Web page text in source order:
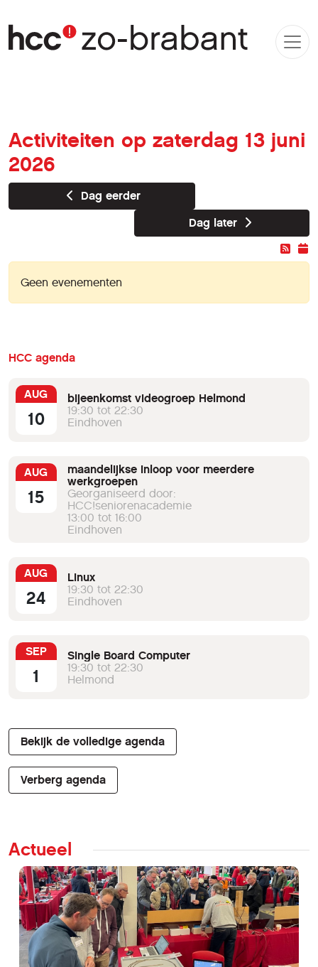
Activiteiten op zaterdag 13 juni
2026
Dag eerder
Dag later
Geen evenementen
HCC agenda
AUG
10
bijeenkomst videogroep Helmond
19:30 tot 22:30
Eindhoven
AUG
15
maandelijkse inloop voor meerdere
werkgroepen
Georganiseerd door:
HCC!seniorenacademie
13:00 tot 16:00
Eindhoven
AUG
24
Linux
19:30 tot 22:30
Eindhoven
SEP
1
Single Board Computer
19:30 tot 22:30
Helmond
Bekijk de volledige agenda
Verberg agenda
Actueel